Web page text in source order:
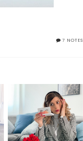
7 NOTES
SELFIE READY WITH
CLARINS: ARRIVA LA
COLLEZIONE MAKE-UP
PRIMAVERA 2019